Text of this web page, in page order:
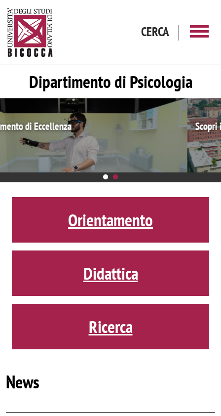
CERCA
Dipartimento di Psicologia
Scopri il Dipartimento di Psicologia
Orientamento
Didattica
Ricerca
News